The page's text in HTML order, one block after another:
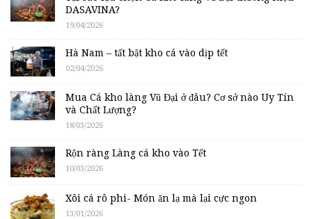
DASAVINA?
19/04/2026
Hà Nam – tất bật kho cá vào dịp tết
02/04/2026
Mua Cá kho làng Vũ Đại ở đâu? Cơ sở nào Uy Tín
và Chất Lượng?
18/03/2026
Rộn ràng Làng cá kho vào Tết
10/03/2026
Xôi cá rô phi- Món ăn lạ mà lại cực ngon
13/01/2026